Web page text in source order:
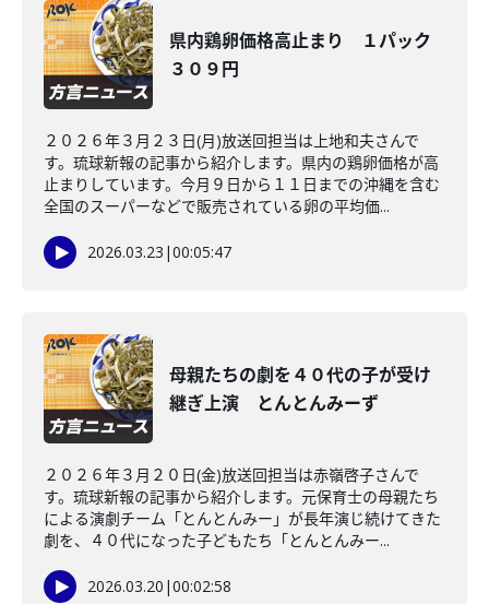
県内鶏卵価格高止まり １パック
３０９円
２０２６年３月２３日(月)放送回担当は上地和夫さんで
す。琉球新報の記事から紹介します。県内の鶏卵価格が高
止まりしています。今月９日から１１日までの沖縄を含む
全国のスーパーなどで販売されている卵の平均価...
2026.03.23 |00:05:47
母親たちの劇を４０代の子が受け
継ぎ上演 とんとんみーず
２０２６年３月２０日(金)放送回担当は赤嶺啓子さんで
す。琉球新報の記事から紹介します。元保育士の母親たち
による演劇チーム「とんとんみー」が長年演じ続けてきた
劇を、４０代になった子どもたち「とんとんみー...
2026.03.20 |00:02:58